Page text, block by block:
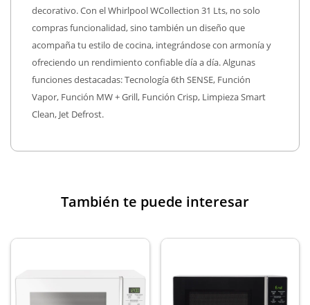
decorativo. Con el Whirlpool WCollection 31 Lts, no solo
compras funcionalidad, sino también un diseño que
acompaña tu estilo de cocina, integrándose con armonía y
ofreciendo un rendimiento confiable día a día. Algunas
funciones destacadas: Tecnología 6th SENSE, Función
Vapor, Función MW + Grill, Función Crisp, Limpieza Smart
Clean, Jet Defrost.
También te puede interesar